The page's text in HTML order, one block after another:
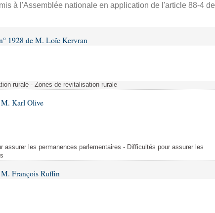
à l'Assemblée nationale en application de l'article 88-4 de
1928 de M. Loïc Kervran
rurale - Zones de revitalisation rurale
M. Karl Olive
assurer les permanences parlementaires - Difficultés pour assurer les
François Ruffin